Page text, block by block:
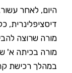
היום, לאחר
דיסציפלינרית,
מורה שרוצה
מורה בכיתה א'
במהלך רכישת